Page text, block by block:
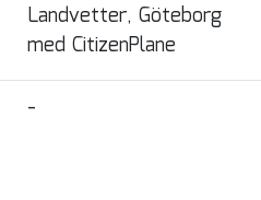
Landvetter, Göteborg
med CitizenPlane
-